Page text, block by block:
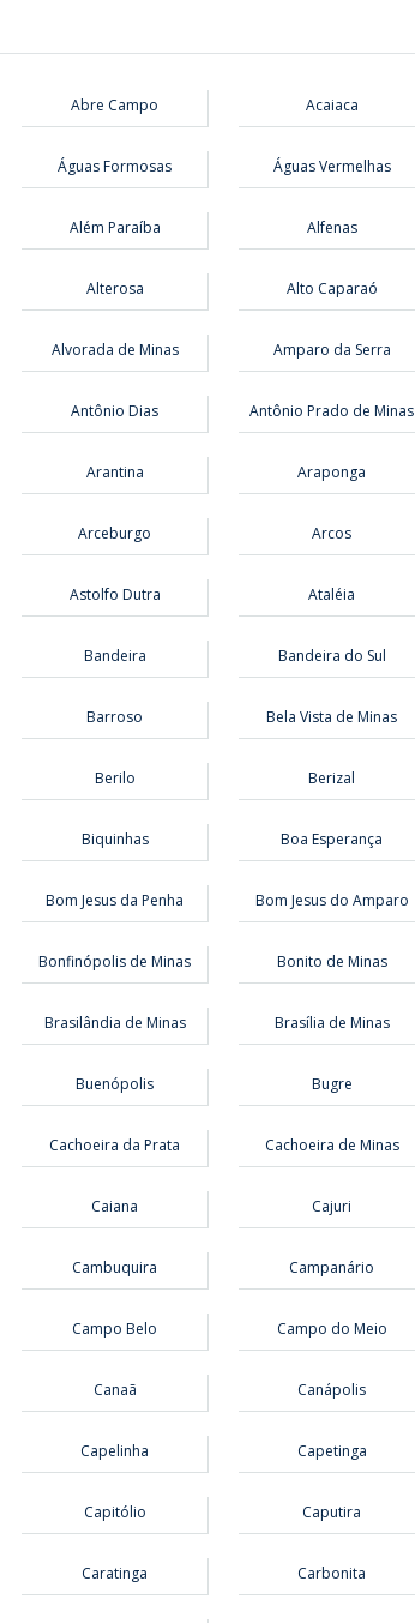
Abre Campo Acaiaca
Águas Formosas Águas Vermelhas
Além Paraíba Alfenas
Alterosa Alto Caparaó
Alvorada de Minas Amparo da Serra
Antônio Dias Antônio Prado de Minas
Arantina Araponga
Arceburgo Arcos
Astolfo Dutra Ataléia
Bandeira Bandeira do Sul
Barroso Bela Vista de Minas
Berilo Berizal
Biquinhas Boa Esperança
Bom Jesus da Penha Bom Jesus do Amparo
Bonfinópolis de Minas Bonito de Minas
Brasilândia de Minas Brasília de Minas
Buenópolis Bugre
Cachoeira da Prata Cachoeira de Minas
Caiana Cajuri
Cambuquira Campanário
Campo Belo Campo do Meio
Canaã Canápolis
Capelinha Capetinga
Capitólio Caputira
Caratinga Carbonita